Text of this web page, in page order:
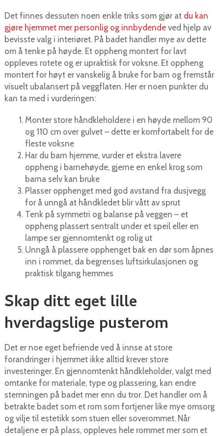
Det finnes dessuten noen enkle triks som gjør at du kan
gjøre hjemmet mer personlig og innbydendeved hjelp av
bevisste valg i interiøret. På badet handler mye av dette
om å tenke på høyde. Et oppheng montert for lavt
oppleves rotete og er upraktisk for voksne. Et oppheng
montert for høyt er vanskelig å bruke for barn og fremstår
visuelt ubalansert på veggflaten. Her er noen punkter du
kan ta med i vurderingen:
Monter store håndkleholdere i en høyde mellom 90
og 110 cm over gulvet – dette er komfortabelt for de
fleste voksne
Har du barn hjemme, vurder et ekstra lavere
oppheng i barnehøyde, gjerne en enkel krog som
barna selv kan bruke
Plasser opphenget med god avstand fra dusjvegg
for å unngå at håndkledet blir vått av sprut
Tenk på symmetri og balanse på veggen – et
oppheng plassert sentralt under et speil eller en
lampe ser gjennomtenkt og rolig ut
Unngå å plassere opphenget bak en dør som åpnes
inn i rommet, da begrenses luftsirkulasjonen og
praktisk tilgang hemmes
Skap ditt eget lille
hverdagslige pusterom
Det er noe eget befriende ved å innse at store
forandringer i hjemmet ikke alltid krever store
investeringer. En gjennomtenkt håndkleholder, valgt med
omtanke for materiale, type og plassering, kan endre
stemningen på badet mer enn du tror. Det handler om å
betrakte badet som et rom som fortjener like mye omsorg
og vilje til estetikk som stuen eller soverommet. Når
detaljene er på plass, oppleves hele rommet mer som et